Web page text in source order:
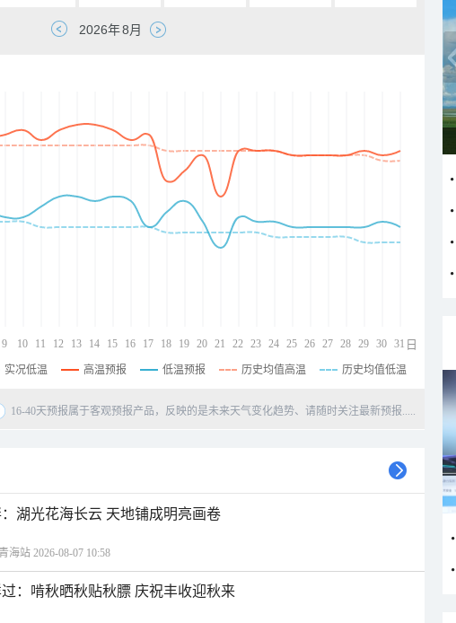
9 10 11 12 13 14 15 16 17 18 19 20 21 22 23 24 25 26 27 28 29 30 31 日
实况低温 高温预报 低温预报 历史均值高温 历史均值低温
16-40天预报属于客观预报产品，反映的是未来天气变化趋势、请随时关注最新预报.....
湖光花海长云 天地铺成明亮画卷
海站 2026-08-07 10:58
：啃秋晒秋贴秋膘 庆祝丰收迎秋来